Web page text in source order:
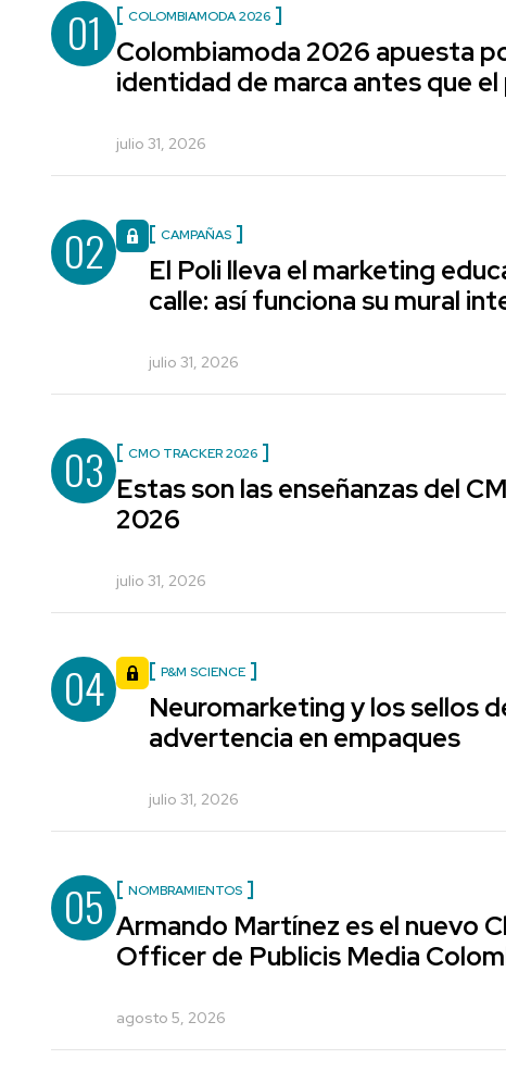
01 COLOMBIAMODA 2026
Colombiamoda 2026 apuesta
identidad de marca antes que
julio 31, 2026
02 CAMPAÑAS
El Poli lleva el marketing
calle: así funciona su mural
julio 31, 2026
03 CMO TRACKER 2026
Estas son las enseñanzas del
2026
julio 31, 2026
04 P&M SCIENCE
Neuromarketing y los sellos
advertencia en empaques
julio 31, 2026
05 NOMBRAMIENTOS
Armando Martínez es el nuevo
Officer de Publicis Media
agosto 5, 2026